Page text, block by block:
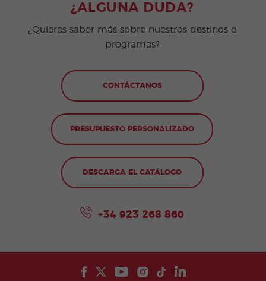
¿ALGUNA DUDA?
¿Quieres saber más sobre nuestros destinos o
programas?
CONTÁCTANOS
PRESUPUESTO PERSONALIZADO
DESCARGA EL CATÁLOGO
+34 923 268 860